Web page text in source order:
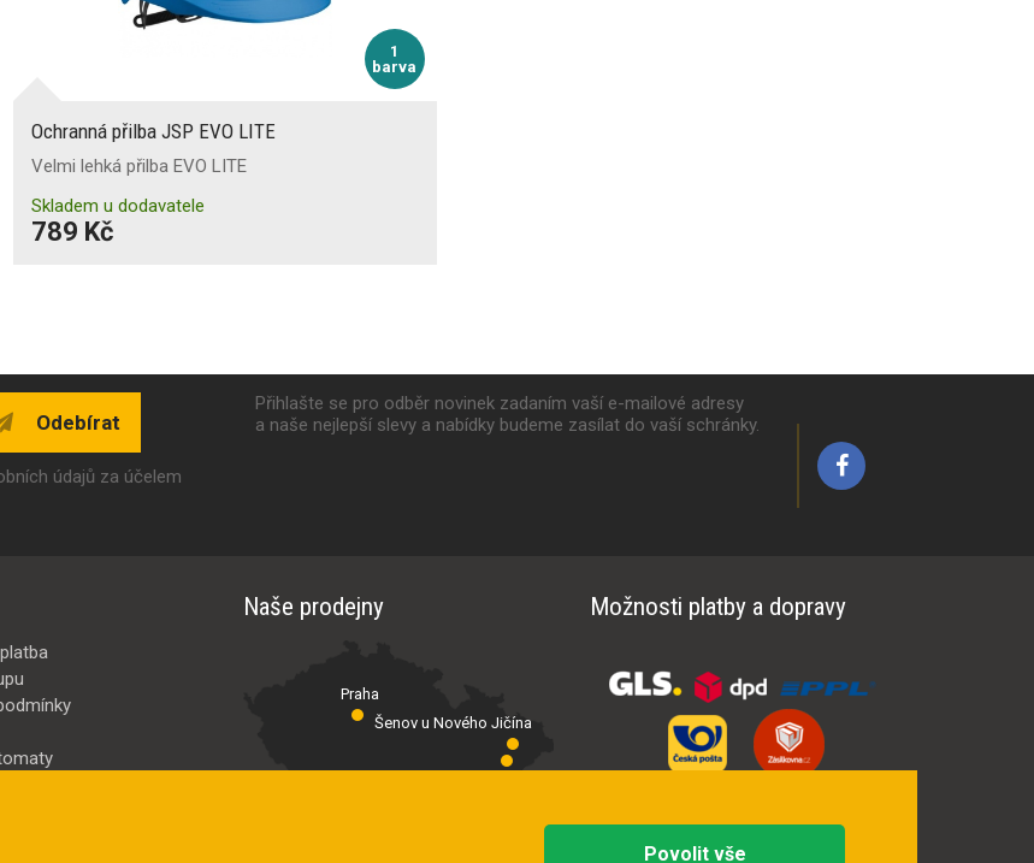
1
barva
Ochranná přilba JSP EVO LITE
Velmi lehká přilba EVO LITE
Skladem u dodavatele
789 Kč
Odebírat
údajů za účelem
Přihlašte se pro odběr novinek zadaním vaší e-mailové adresy
a naše nejlepší slevy a nabídky budeme zasílat do vaší schránky.
Naše prodejny
Praha
Šenov u Nového Jičína
Možnosti platby a dopravy
Povolit vše